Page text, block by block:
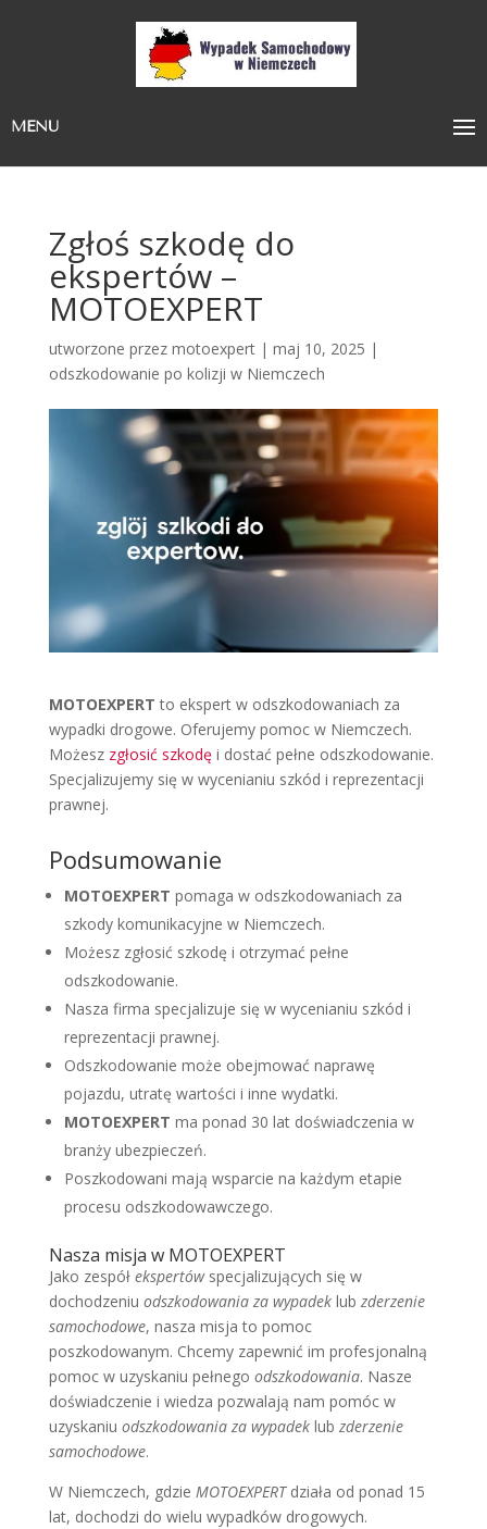
MENU
Zgłoś szkodę do
ekspertów –
MOTOEXPERT
utworzone przez motoexpert| maj 10, 2025 |
odszkodowanie po kolizji w Niemczech
MOTOEXPERT to ekspert w odszkodowaniach za
wypadki drogowe. Oferujemy pomoc w Niemczech.
Możesz zgłosić szkodę i dostać pełne odszkodowanie.
Specjalizujemy się w wycenianiu szkód i reprezentacji
prawnej.
Podsumowanie
MOTOEXPERT pomaga w odszkodowaniach za
szkody komunikacyjne w Niemczech.
Możesz zgłosić szkodę i otrzymać pełne
odszkodowanie.
Nasza firma specjalizuje się w wycenianiu szkód i
reprezentacji prawnej.
Odszkodowanie może obejmować naprawę
pojazdu, utratę wartości i inne wydatki.
MOTOEXPERT ma ponad 30 lat doświadczenia w
branży ubezpieczeń.
Poszkodowani mają wsparcie na każdym etapie
procesu odszkodowawczego.
Nasza misja w MOTOEXPERT
Jako zespół ekspertówspecjalizujących się w
dochodzeniu odszkodowania za wypadeklub zderzenie
samochodowe, nasza misja to pomoc
poszkodowanym. Chcemy zapewnić im profesjonalną
pomoc w uzyskaniu pełnego odszkodowania. Nasze
doświadczenie i wiedza pozwalają nam pomóc w
uzyskaniu odszkodowania za wypadeklub zderzenie
samochodowe.
W Niemczech, gdzie MOTOEXPERTdziała od ponad 15
lat, dochodzi do wielu wypadków drogowych.